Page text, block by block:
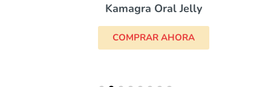
Kamagra Oral Jelly
COMPRAR AHORA